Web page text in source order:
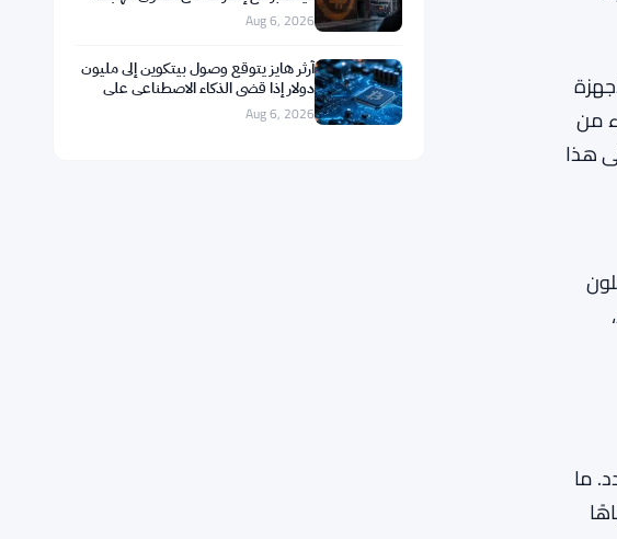
–
خطأ في محفظة كولدكارد يكلف حاملي